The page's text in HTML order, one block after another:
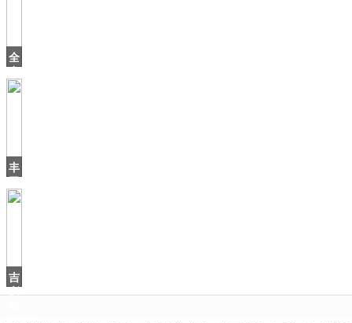
定
引
全
压
新
款
丰
版
了，
车
吉
利